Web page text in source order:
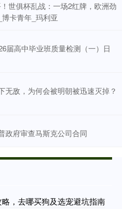
世俱杯乱战：一场2红牌，欧洲劲
卡青年_玛利亚
届高中毕业班质量检测（一）日
无敌，为何会被明朝被迅速灭掉？
政府审查马斯克公司合同
，去哪买狗及选宠避坑指南